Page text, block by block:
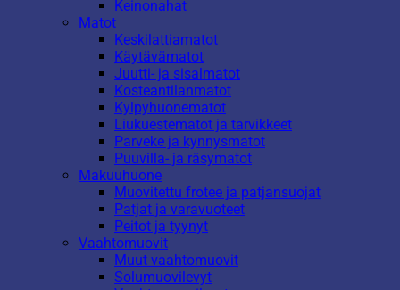
Keinonahat
Matot
Keskilattiamatot
Käytävämatot
Juutti- ja sisalmatot
Kosteantilanmatot
Kylpyhuonematot
Liukuestematot ja tarvikkeet
Parveke ja kynnysmatot
Puuvilla- ja räsymatot
Makuuhuone
Muovitettu frotee ja patjansuojat
Patjat ja varavuoteet
Peitot ja tyynyt
Vaahtomuovit
Muut vaahtomuovit
Solumuovilevyt